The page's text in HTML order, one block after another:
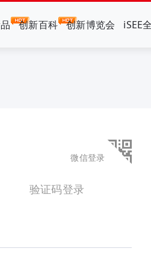
创新百科 创新博览会 iSEE
微信登录
验证码登录